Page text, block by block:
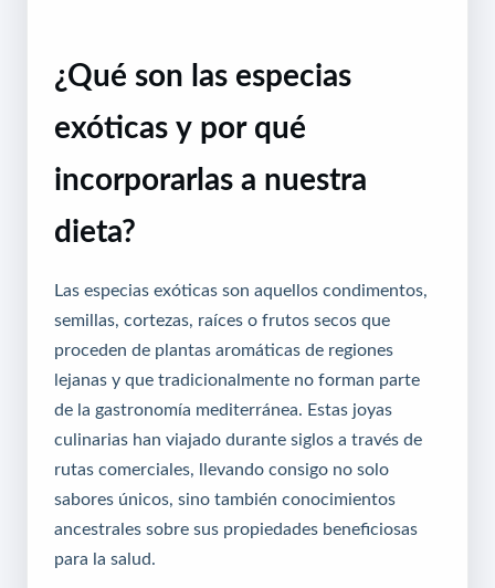
¿Qué son las especias
exóticas y por qué
incorporarlas a nuestra
dieta?
Las especias exóticas son aquellos condimentos,
semillas, cortezas, raíces o frutos secos que
proceden de plantas aromáticas de regiones
lejanas y que tradicionalmente no forman parte
de la gastronomía mediterránea. Estas joyas
culinarias han viajado durante siglos a través de
rutas comerciales, llevando consigo no solo
sabores únicos, sino también conocimientos
ancestrales sobre sus propiedades beneficiosas
para la salud.